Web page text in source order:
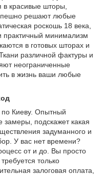
красивые шторы,
решают любые
роскошь 18 века,
практичный минимализм
в готовых шторах и
различной фактуры и
неограниченные
в жизнь ваши любые
Киеву. Опытный
замеры, подскажет какая
задуманного и
У вас нет времени?
от и до. Вы просто
только
залоговая оплата,